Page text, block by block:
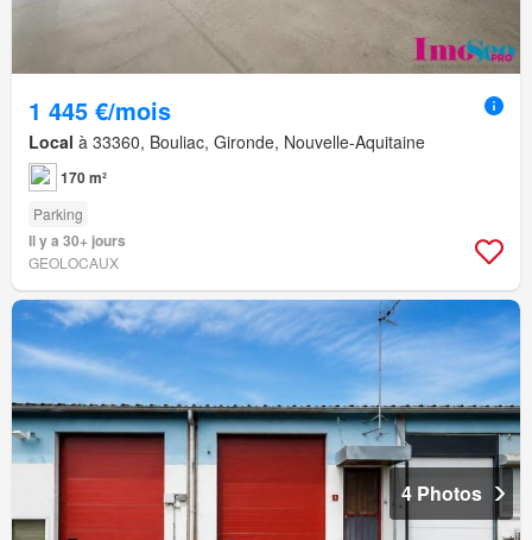
1 445 €/mois
Local à 33360, Bouliac, Gironde, Nouvelle-Aquitaine
170 m²
Parking
Il y a 30+ jours
GEOLOCAUX
4 Photos